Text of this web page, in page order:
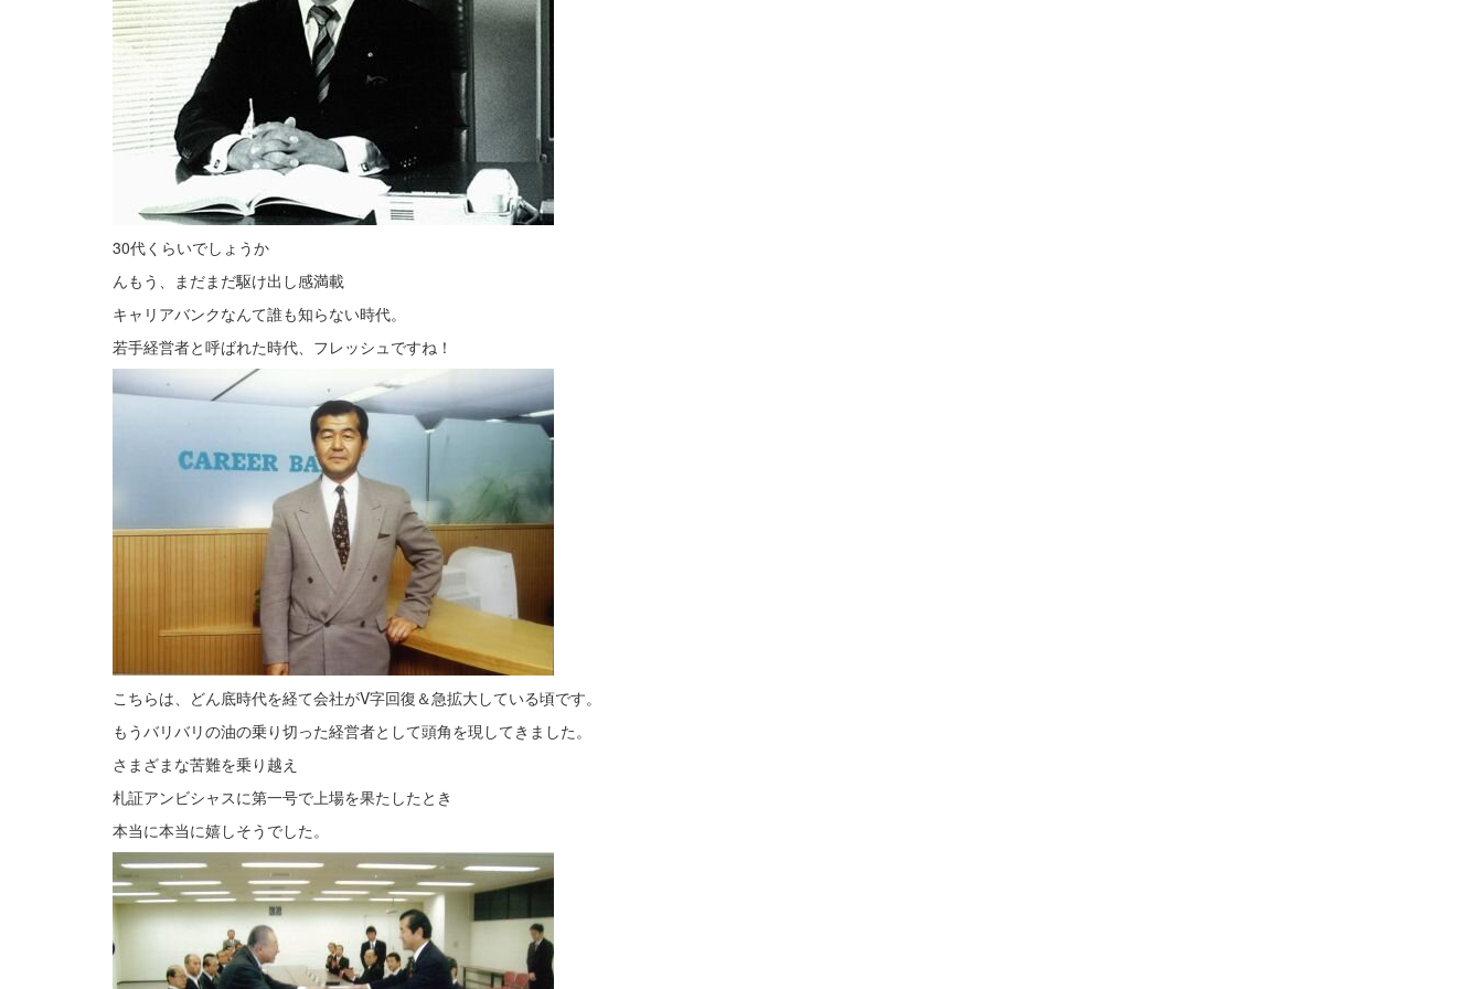
30代くらいでしょうか
んもう、まだまだ駆け出し感満載
キャリアバンクなんて誰も知らない時代。
若手経営者と呼ばれた時代、フレッシュですね！
こちらは、どん底時代を経て会社がV字回復＆急拡大している頃です。
もうバリバリの油の乗り切った経営者として頭角を現してきました。
さまざまな苦難を乗り越え
札証アンビシャスに第一号で上場を果たしたとき
本当に本当に嬉しそうでした。